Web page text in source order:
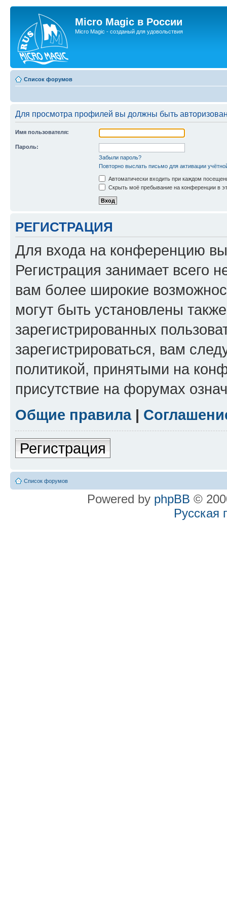
Micro Magic в России
Micro Magic - созданый для удовольствия
Список форумов
Для просмотра профилей вы должны быть
Имя пользователя:
Пароль:
Забыли пароль?
Повторно выслать письмо для активации
Автоматически входить при каждом
Скрыть моё пребывание на конференции в
РЕГИСТРАЦИЯ
Для входа на конференцию
Регистрация занимает всего
вам более широкие
могут быть установлены
зарегистрированных
зарегистрироваться, вам
политикой, принятыми на
присутствие на форумах
Общие правила|
Регистрация
Список форумов
Powered by phpBB ©
Русская